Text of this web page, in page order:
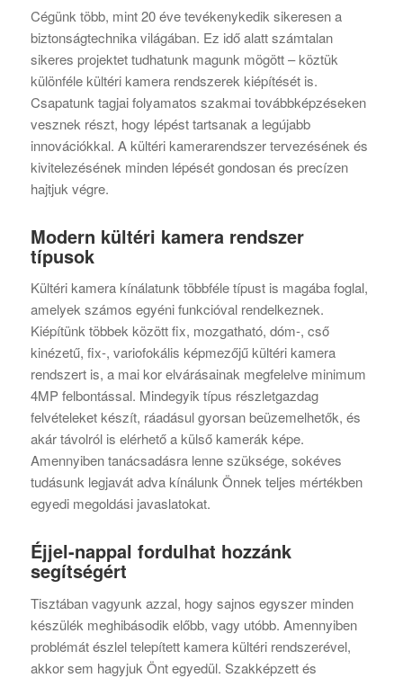
Cégünk több, mint 20 éve tevékenykedik sikeresen a
biztonságtechnika világában. Ez idő alatt számtalan
sikeres projektet tudhatunk magunk mögött – köztük
különféle kültéri kamera rendszerek kiépítését is.
Csapatunk tagjai folyamatos szakmai továbbképzéseken
vesznek részt, hogy lépést tartsanak a legújabb
innovációkkal. A kültéri kamerarendszer tervezésének és
kivitelezésének minden lépését gondosan és precízen
hajtjuk végre.
Modern kültéri kamera rendszer
típusok
Kültéri kamera kínálatunk többféle típust is magába foglal,
amelyek számos egyéni funkcióval rendelkeznek.
Kiépítünk többek között fix, mozgatható, dóm-, cső
kinézetű, fix-, variofokális képmezőjű kültéri kamera
rendszert is, a mai kor elvárásainak megfelelve minimum
4MP felbontással. Mindegyik típus részletgazdag
felvételeket készít, ráadásul gyorsan beüzemelhetők, és
akár távolról is elérhető a külső kamerák képe.
Amennyiben tanácsadásra lenne szüksége, sokéves
tudásunk legjavát adva kínálunk Önnek teljes mértékben
egyedi megoldási javaslatokat.
Éjjel-nappal fordulhat hozzánk
segítségért
Tisztában vagyunk azzal, hogy sajnos egyszer minden
készülék meghibásodik előbb, vagy utóbb. Amennyiben
problémát észlel telepített kamera kültéri rendszerével,
akkor sem hagyjuk Önt egyedül. Szakképzett és